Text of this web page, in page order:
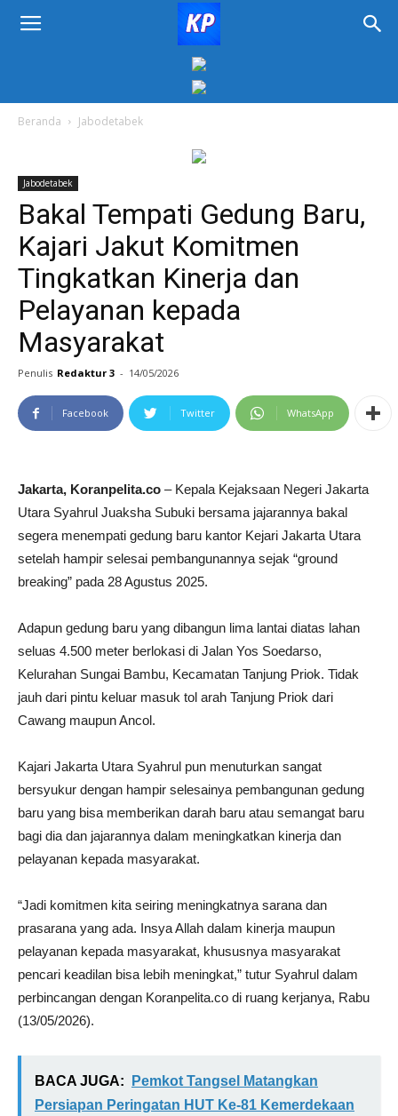
KORAN
Beranda Jabodetabek
Jabodetabek
Bakal Tempati Gedung Baru,
Kajari Jakut Komitmen
Tingkatkan Kinerja dan
Pelayanan kepada
Masyarakat
Penulis Redaktur 3 - 14/05/2026
Facebook Twitter WhatsApp
Jakarta, Koranpelita.co – Kepala Kejaksaan Negeri Jakarta
Utara Syahrul Juaksha Subuki bersama jajarannya bakal
segera menempati gedung baru kantor Kejari Jakarta Utara
setelah hampir selesai pembangunannya sejak “ground
breaking” pada 28 Agustus 2025.
Adapun gedung baru yang dibangun lima lantai diatas lahan
seluas 4.500 meter berlokasi di Jalan Yos Soedarso,
Kelurahan Sungai Bambu, Kecamatan Tanjung Priok. Tidak
jauh dari pintu keluar masuk tol arah Tanjung Priok dari
Cawang maupun Ancol.
Kajari Jakarta Utara Syahrul pun menuturkan sangat
bersyukur dengan hampir selesainya pembangunan gedung
baru yang bisa memberikan darah baru atau semangat baru
bagi dia dan jajarannya dalam meningkatkan kinerja dan
pelayanan kepada masyarakat.
“Jadi komitmen kita seiring meningkatnya sarana dan
prasarana yang ada. Insya Allah dalam kinerja maupun
pelayanan kepada masyarakat, khususnya masyarakat
pencari keadilan bisa lebih meningkat,” tutur Syahrul dalam
perbincangan dengan Koranpelita.co di ruang kerjanya, Rabu
(13/05/2026).
BACA JUGA:
Pemkot Tangsel Matangkan
Persiapan Peringatan HUT Ke-81 Kemerdekaan